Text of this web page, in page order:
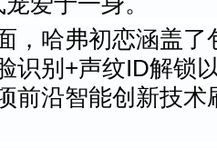
，哈弗初恋涵盖
识别+声纹ID解锁
前沿智能创新技